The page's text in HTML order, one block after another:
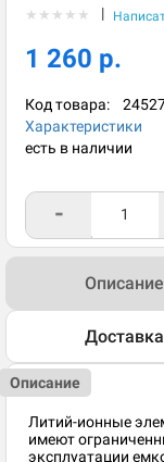
★ ★ ★ ★ ★ |
1 260 р.
Код товара:
Характеристики
есть в наличии
-
Описание
Доставка
Описание
Литий-ионные
имеют
эксплуатации